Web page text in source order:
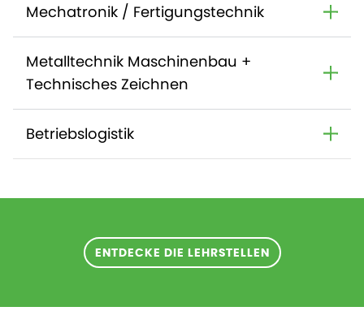
Mechatronik / Fertigungstechnik
Metalltechnik Maschinenbau +
Technisches Zeichnen
Betriebslogistik
ENTDECKE DIE LEHRSTELLEN